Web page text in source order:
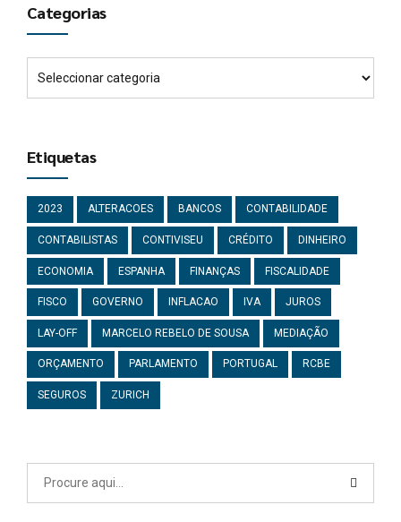
Categorias
Etiquetas
2023 ALTERACOES BANCOS CONTABILIDADE
CONTABILISTAS CONTIVISEU CRÉDITO DINHEIRO
ECONOMIA ESPANHA FINANÇAS FISCALIDADE
FISCO GOVERNO INFLACAO IVA JUROS
LAY-OFF MARCELO REBELO DE SOUSA MEDIAÇÃO
ORÇAMENTO PARLAMENTO PORTUGAL RCBE
SEGUROS ZURICH